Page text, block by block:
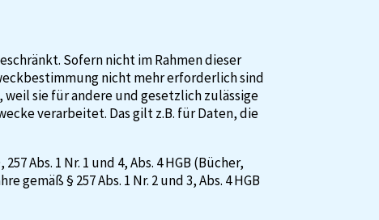
Sofern nicht im Rahmen dieser
nicht mehr erforderlich sind
sie für andere und gesetzlich zulässige
verarbeitet. Das gilt z.B. für Daten, die
Abs. 1 Nr. 1 und 4, Abs. 4 HGB (Bücher,
§ 257 Abs. 1 Nr. 2 und 3, Abs. 4 HGB